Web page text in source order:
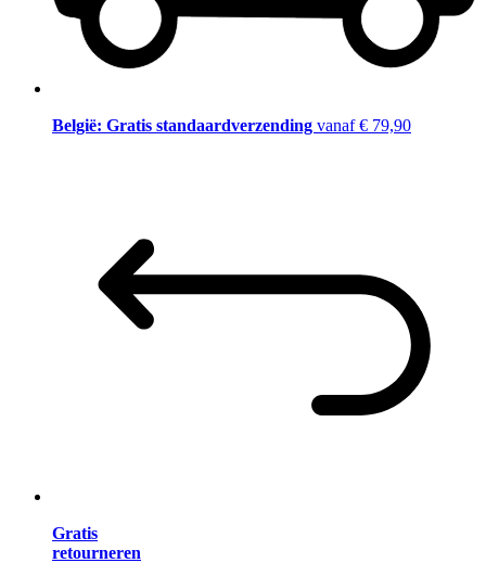
België: Gratis standaardverzending vanaf € 79,90
Gratis
retourneren